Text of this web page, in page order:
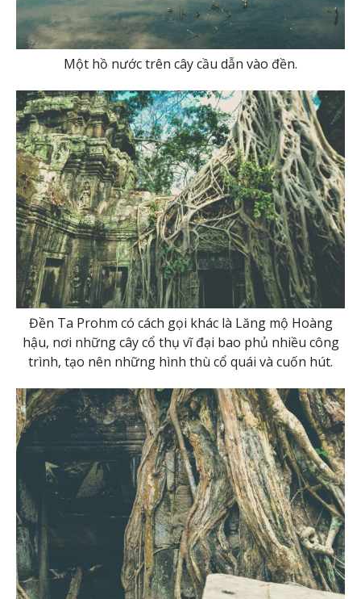
Một hồ nước trên cây cầu dẫn vào đền.
Đền Ta Prohm có cách gọi khác là Lăng mộ Hoàng
hậu, nơi những cây cổ thụ vĩ đại bao phủ nhiều công
trình, tạo nên những hình thù cổ quái và cuốn hút.